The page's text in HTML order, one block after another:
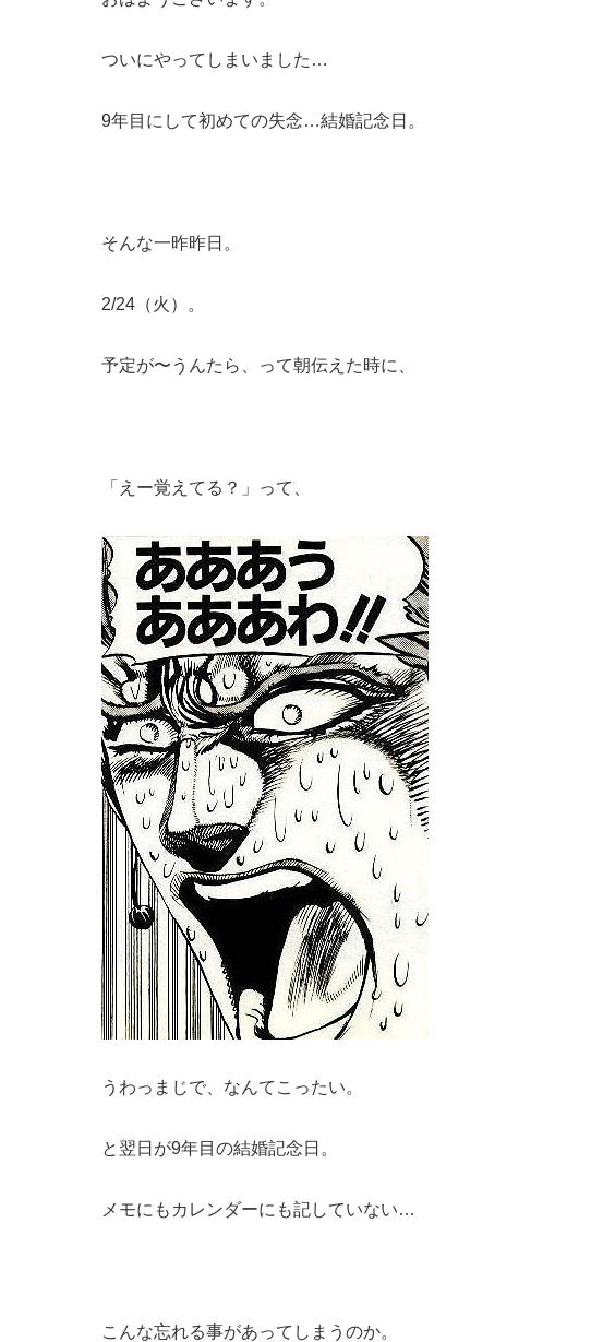
ついにやってしまいました…
9年目にして初めての失念…結婚記念日。
そんな一昨昨日。
2/24（火）。
予定が〜うんたら、って朝伝えた時に、
「えー覚えてる？」って、
うわっまじで、なんてこったい。
と翌日が9年目の結婚記念日。
メモにもカレンダーにも記していない…
こんな忘れる事があってしまうのか。